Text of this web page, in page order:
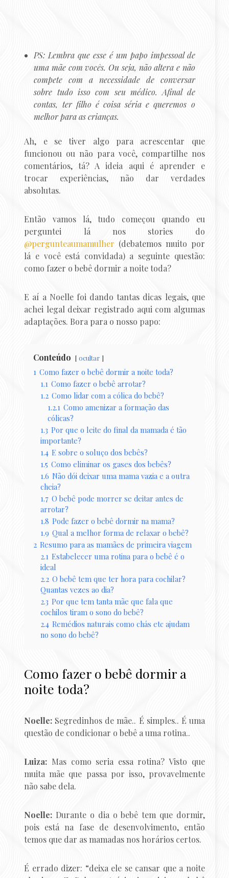
PS: Lembra que esse é um papo impessoal de
uma mãe com vocês. Ou seja, não altera e não
compete com a necessidade de conversar
sobre tudo isso com seu médico. Afinal de
contas, ter filho é coisa séria e queremos o
melhor para as crianças.
Ah, e se tiver algo para acrescentar que
funcionou ou não para você, compartilhe nos
comentários, tá? A ideia aqui é aprender e
trocar experiências, não dar verdades
absolutas.
Então vamos lá, tudo começou quando eu
perguntei lá nos stories do
@pergunteaumamulher (debatemos muito por
lá e você está convidada) a seguinte questão:
como fazer o bebê dormir a noite toda?
E aí a Noelle foi dando tantas dicas legais, que
achei legal deixar registrado aqui com algumas
adaptações. Bora para o nosso papo:
Conteúdo ocultar
1 Como fazer o bebê dormir a noite toda?
1.1 Como fazer o bebê arrotar?
1.2 Como lidar com a cólica do bebê?
1.2.1 Como amenizar a formação das
cólicas?
1.3 Por que o leite do final da mamada é tão
importante?
1.4 E sobre o soluço dos bebês?
1.5 Como eliminar os gases dos bebês?
1.6 Não dói deixar uma mama vazia e a outra
cheia?
1.7 O bebê pode morrer se deitar antes de
arrotar?
1.8 Pode fazer o bebê dormir na mama?
1.9 Qual a melhor forma de relaxar o bebê?
2 Resumo para as mamães de primeira viagem
2.1 Estabelecer uma rotina para o bebê é o
ideal
2.2 O bebê tem que ter hora para cochilar?
Quantas vezes ao dia?
2.3 Por que tem tanta mãe que fala que
cochilos tiram o sono do bebê?
2.4 Remédios naturais como chás etc ajudam
no sono do bebê?
Como fazer o bebê dormir a
noite toda?
Noelle: Segredinhos de mãe.. É simples.. É uma
questão de condicionar o bebê a uma rotina..
Luiza: Mas como seria essa rotina? Visto que
muita mãe que passa por isso, provavelmente
não sabe dela.
Noelle: Durante o dia o bebê tem que dormir,
pois está na fase de desenvolvimento, então
temos que dar as mamadas nos horários certos.
É errado dizer: “deixa ele se cansar que a noite